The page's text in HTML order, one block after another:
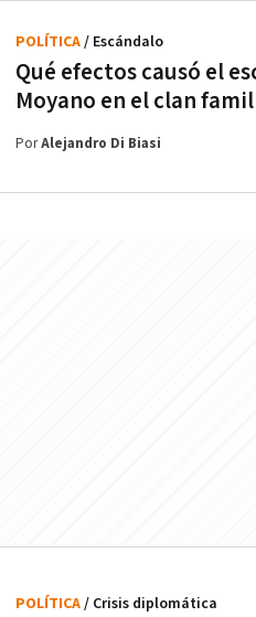
Qué efectos causó el
Moyano en el clan
POLÍTICA/ Escándalo
PorAlejandro Di Biasi
POLÍTICA/ Crisis diplomática